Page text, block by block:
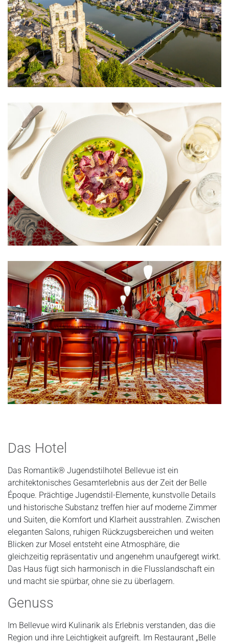
Das Hotel
Das Romantik® Jugendstilhotel Bellevue ist ein
architektonisches Gesamterlebnis aus der Zeit der Belle
Époque. Prächtige Jugendstil-Elemente, kunstvolle Details
und historische Substanz treffen hier auf moderne Zimmer
und Suiten, die Komfort und Klarheit ausstrahlen. Zwischen
eleganten Salons, ruhigen Rückzugsbereichen und weiten
Blicken zur Mosel entsteht eine Atmosphäre, die
gleichzeitig repräsentativ und angenehm unaufgeregt wirkt.
Das Haus fügt sich harmonisch in die Flusslandschaft ein
und macht sie spürbar, ohne sie zu überlagern.
Genuss
Im Bellevue wird Kulinarik als Erlebnis verstanden, das die
Region und ihre Leichtigkeit aufgreift. Im Restaurant „Belle